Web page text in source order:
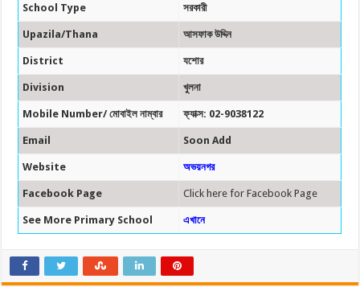
School Type সরকারী
Upazila/Thana আসফাক উদ্দিন
District যশোর
Division খুলনা
Mobile Number/ মোবাইল নাম্বার ফ্যাক্স: 02-9038122
Email Soon Add
Website অভয়নগর
Facebook Page Click here for Facebook Page
See More Primary School এখানে